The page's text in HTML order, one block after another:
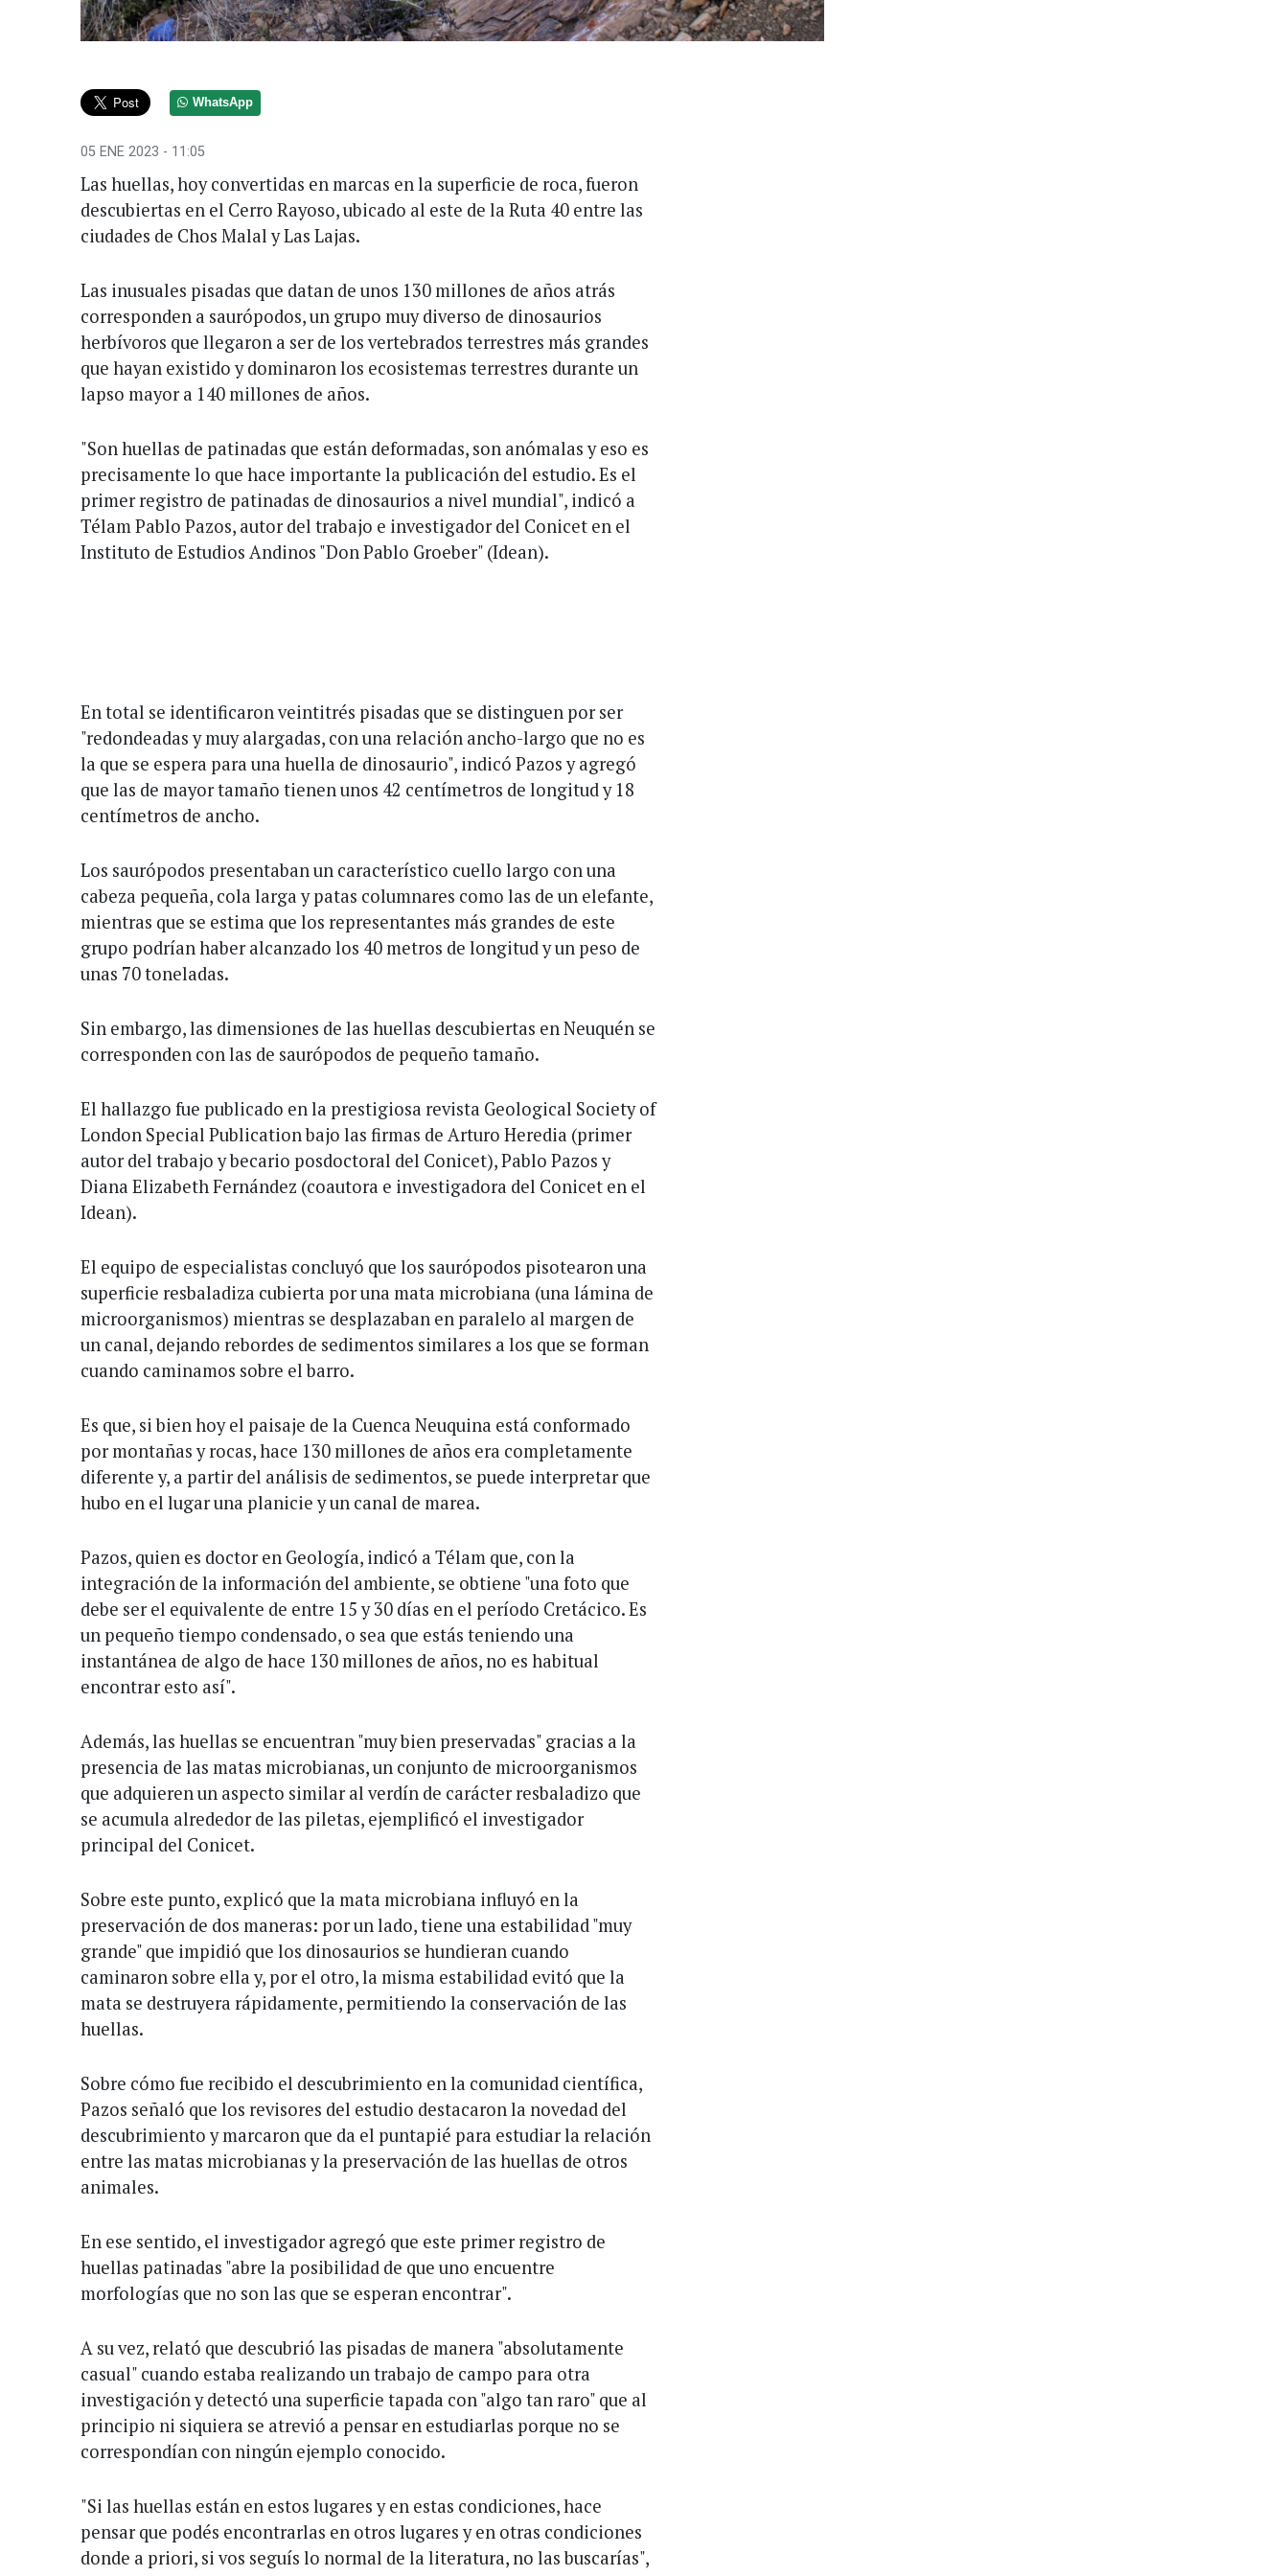
WhatsApp
05 ENE 2023 - 11:05
Las huellas, hoy convertidas en marcas en la superficie de roca, fueron
descubiertas en el Cerro Rayoso, ubicado al este de la Ruta 40 entre las
ciudades de Chos Malal y Las Lajas.
Las inusuales pisadas que datan de unos 130 millones de años atrás
corresponden a saurópodos, un grupo muy diverso de dinosaurios
herbívoros que llegaron a ser de los vertebrados terrestres más grandes
que hayan existido y dominaron los ecosistemas terrestres durante un
lapso mayor a 140 millones de años.
"Son huellas de patinadas que están deformadas, son anómalas y eso es
precisamente lo que hace importante la publicación del estudio. Es el
primer registro de patinadas de dinosaurios a nivel mundial", indicó a
Télam Pablo Pazos, autor del trabajo e investigador del Conicet en el
Instituto de Estudios Andinos "Don Pablo Groeber" (Idean).
En total se identificaron veintitrés pisadas que se distinguen por ser
"redondeadas y muy alargadas, con una relación ancho-largo que no es
la que se espera para una huella de dinosaurio", indicó Pazos y agregó
que las de mayor tamaño tienen unos 42 centímetros de longitud y 18
centímetros de ancho.
Los saurópodos presentaban un característico cuello largo con una
cabeza pequeña, cola larga y patas columnares como las de un elefante,
mientras que se estima que los representantes más grandes de este
grupo podrían haber alcanzado los 40 metros de longitud y un peso de
unas 70 toneladas.
Sin embargo, las dimensiones de las huellas descubiertas en Neuquén se
corresponden con las de saurópodos de pequeño tamaño.
El hallazgo fue publicado en la prestigiosa revista Geological Society of
London Special Publication bajo las firmas de Arturo Heredia (primer
autor del trabajo y becario posdoctoral del Conicet), Pablo Pazos y
Diana Elizabeth Fernández (coautora e investigadora del Conicet en el
Idean).
El equipo de especialistas concluyó que los saurópodos pisotearon una
superficie resbaladiza cubierta por una mata microbiana (una lámina de
microorganismos) mientras se desplazaban en paralelo al margen de
un canal, dejando rebordes de sedimentos similares a los que se forman
cuando caminamos sobre el barro.
Es que, si bien hoy el paisaje de la Cuenca Neuquina está conformado
por montañas y rocas, hace 130 millones de años era completamente
diferente y, a partir del análisis de sedimentos, se puede interpretar que
hubo en el lugar una planicie y un canal de marea.
Pazos, quien es doctor en Geología, indicó a Télam que, con la
integración de la información del ambiente, se obtiene "una foto que
debe ser el equivalente de entre 15 y 30 días en el período Cretácico. Es
un pequeño tiempo condensado, o sea que estás teniendo una
instantánea de algo de hace 130 millones de años, no es habitual
encontrar esto así".
Además, las huellas se encuentran "muy bien preservadas" gracias a la
presencia de las matas microbianas, un conjunto de microorganismos
que adquieren un aspecto similar al verdín de carácter resbaladizo que
se acumula alrededor de las piletas, ejemplificó el investigador
principal del Conicet.
Sobre este punto, explicó que la mata microbiana influyó en la
preservación de dos maneras: por un lado, tiene una estabilidad "muy
grande" que impidió que los dinosaurios se hundieran cuando
caminaron sobre ella y, por el otro, la misma estabilidad evitó que la
mata se destruyera rápidamente, permitiendo la conservación de las
huellas.
Sobre cómo fue recibido el descubrimiento en la comunidad científica,
Pazos señaló que los revisores del estudio destacaron la novedad del
descubrimiento y marcaron que da el puntapié para estudiar la relación
entre las matas microbianas y la preservación de las huellas de otros
animales.
En ese sentido, el investigador agregó que este primer registro de
huellas patinadas "abre la posibilidad de que uno encuentre
morfologías que no son las que se esperan encontrar".
A su vez, relató que descubrió las pisadas de manera "absolutamente
casual" cuando estaba realizando un trabajo de campo para otra
investigación y detectó una superficie tapada con "algo tan raro" que al
principio ni siquiera se atrevió a pensar en estudiarlas porque no se
correspondían con ningún ejemplo conocido.
"Si las huellas están en estos lugares y en estas condiciones, hace
pensar que podés encontrarlas en otros lugares y en otras condiciones
donde a priori, si vos seguís lo normal de la literatura, no las buscarías",